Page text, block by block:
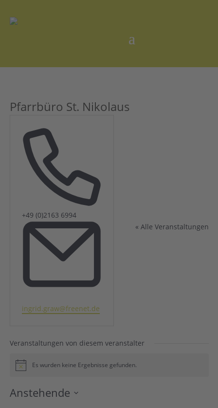
Pfarrbüro St. Nikolaus
« Alle Veranstaltungen
Telefon
+49 (0)2163 6994
Email
ingrid.graw@freenet.de
Veranstaltungen von diesem veranstalter
HinweisEs wurden keine Ergebnisse gefunden.
Anstehende